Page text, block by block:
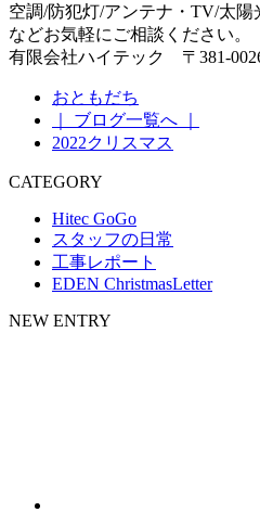
空調/防犯灯/アンテナ・TV/太
などお気軽にご相談ください。
有限会社ハイテック 〒381-
おともだち
｜ ブログ一覧へ ｜
2022クリスマス
CATEGORY
Hitec GoGo
スタッフの日常
工事レポート
EDEN ChristmasLetter
NEW ENTRY